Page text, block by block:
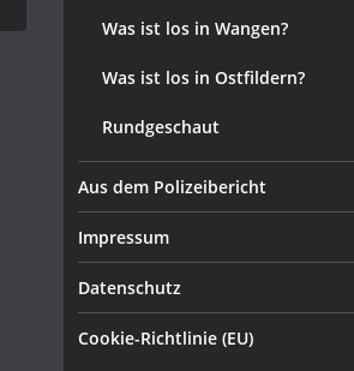
Was ist los in Wangen?
Was ist los in Ostfildern?
Rundgeschaut
Aus dem Polizeibericht
Impressum
Datenschutz
Cookie-Richtlinie (EU)